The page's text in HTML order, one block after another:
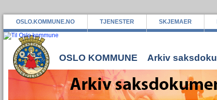
OSLO.KOMMUNE.NO TJENESTER SKJEMAER
OSLO KOMMUNE Arkiv